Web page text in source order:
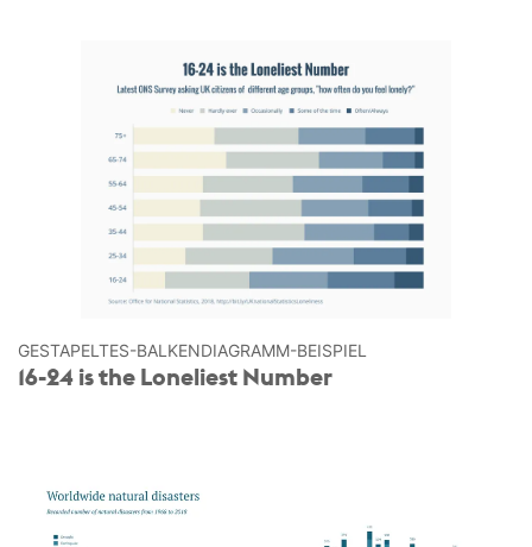
GESTAPELTES-BALKEN­DIAGRAMM-BEISPIEL
16-24 is the Loneliest Number